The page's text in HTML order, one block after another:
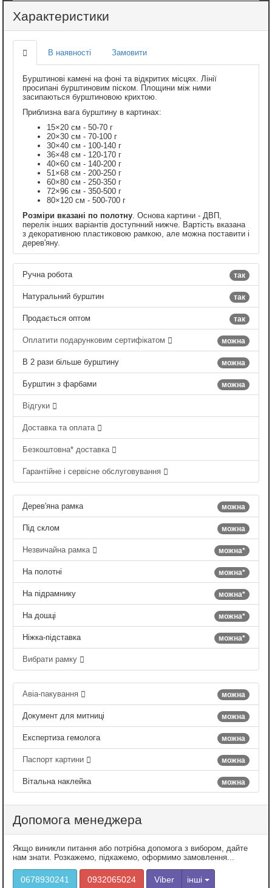
Характеристики
В наявності Замовити
Бурштинові камені на фоні та відкритих місцях. Лінії
просипані бурштиновим піском. Площини між ними
засипаються бурштиновою крихтою.
Приблизна вага бурштину в картинах:
15×20 см - 50-70 г
20×30 см - 70-100 г
30×40 см - 100-140 г
36×48 см - 120-170 г
40×60 см - 140-200 г
51×68 см - 200-250 г
60×80 см - 250-350 г
72×96 см - 350-500 г
80×120 см - 500-700 г
Розміри вказані по полотну . Основа картини - ДВП,
перелік інших варіантів доступнний нижче. Вартість вказана
з декоративною пластиковою рамкою, але можна поставити і
дерев'яну.
так
Ручна робота
так
Натуральний бурштин
так
Продається оптом
можна
Оплатити подарунковим сертифікатом
можна
В 2 рази більше бурштину
можна
Бурштин з фарбами
Відгуки
Доставка та оплата
Безкоштовна* доставка
Гарантійне і сервісне обслуговування
можна
Дерев'яна рамка
можна
Під склом
можна*
Незвичайна рамка
можна*
На полотні
можна*
На підрамнику
можна*
На дошці
можна*
Ніжка-підставка
Вибрати рамку
можна
Авіа-пакування
можна
Документ для митниці
можна
Експертиза гемолога
можна
Паспорт картини
можна
Вітальна наклейка
Допомога менеджера
Якщо виникли питання або потрібна допомога з вибором, дайте
нам знати. Розкажемо, підкажемо, оформимо замовлення...
0678930241 0932065024 Viber інші